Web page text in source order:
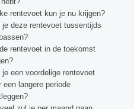
rentevoet kun je nu krijgen?
je deze rentevoet tussentijds
rentevoet in de toekomst
je een voordelige rentevoet
een langere periode